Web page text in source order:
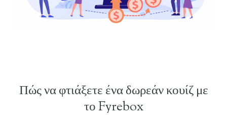
Πώς να φτιάξετε ένα δωρεάν κουίζ με
το Fyrebox